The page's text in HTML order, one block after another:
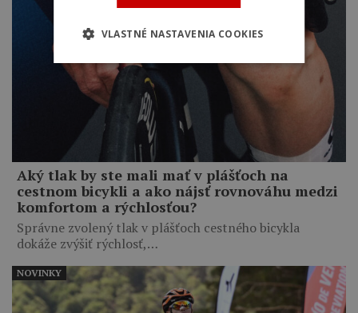
Aký tlak by ste mali mať v plášťoch na
cestnom bicykli a ako nájsť rovnováhu medzi
komfortom a rýchlosťou?
Správne zvolený tlak v plášťoch cestného bicykla
dokáže zvýšiť rýchlosť,…
NOVINKY
VLASTNÉ NASTAVENIA COOKIES